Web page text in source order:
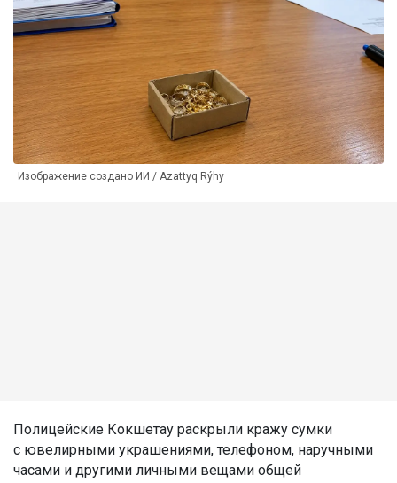
Изображение создано ИИ / Azattyq Rýhy
Полицейские Кокшетау раскрыли кражу сумки
с ювелирными украшениями, телефоном, наручными
часами и другими личными вещами общей